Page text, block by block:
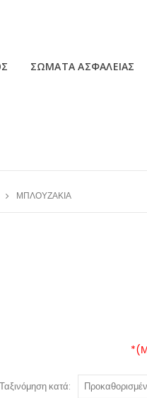
ΣΩΜΑΤΑ ΑΣΦΑΛΕΙΑΣ
ΜΠΛΟΥΖΆΚΙΑ
Ταξινόμηση κατά: